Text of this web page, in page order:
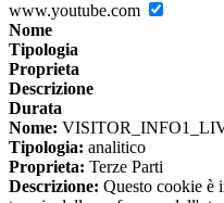
www.youtube.com
Nome
Tipologia
Proprieta
Descrizione
Durata
Nome:
Tipologia: analitico
Proprieta: Terze Parti
Descrizione: Questo cookie è